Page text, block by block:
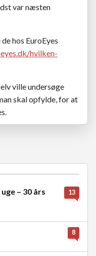
var næsten
hos EuroEyes
hvilken-
ville undersøge
skal opfylde, for at
– 30 års
13
8